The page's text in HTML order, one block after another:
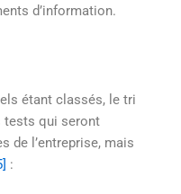
d’information.
étant classés, le tri
tests qui seront
de l’entreprise, mais
: